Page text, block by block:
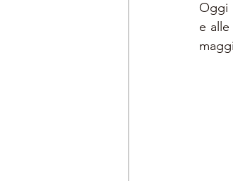
Oggi
e